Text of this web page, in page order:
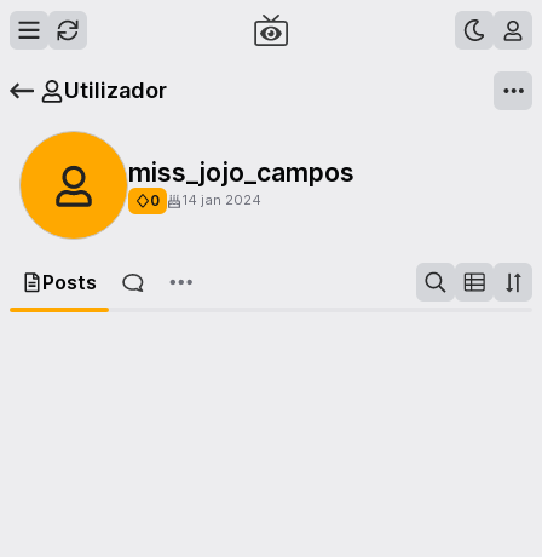
Utilizador
miss_jojo_campos
0 14 jan 2024
Posts